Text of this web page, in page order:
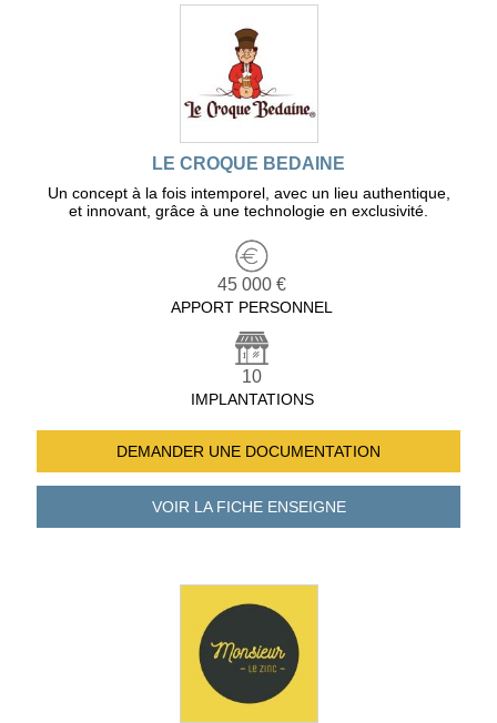
LE CROQUE BEDAINE
Un concept à la fois intemporel, avec un lieu authentique,
et innovant, grâce à une technologie en exclusivité.
45 000 €
APPORT PERSONNEL
10
IMPLANTATIONS
DEMANDER UNE DOCUMENTATION
VOIR LA FICHEENSEIGNE